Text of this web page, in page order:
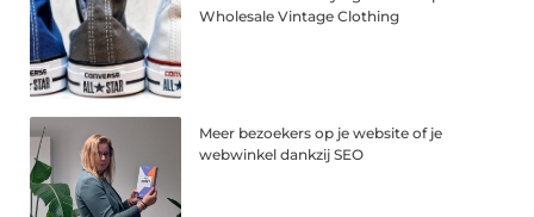
Wholesale Vintage Clothing
Meer bezoekers op je website of je
webwinkel dankzij SEO